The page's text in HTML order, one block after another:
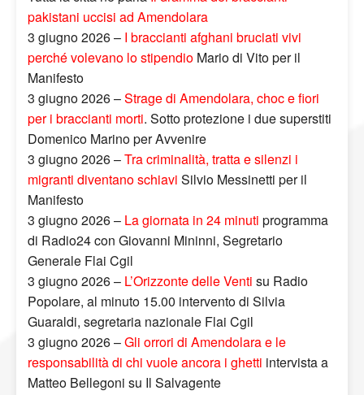
pakistani uccisi ad Amendolara
3 giugno 2026 – I braccianti afghani bruciati vivi
perché volevano lo stipendio Mario di Vito per il
Manifesto
3 giugno 2026 –Strage di Amendolara, choc e fiori
per i braccianti morti. Sotto protezione i due superstiti
Domenico Marino per Avvenire
3 giugno 2026 –Tra criminalità, tratta e silenzi i
migranti diventano schiavi Silvio Messinetti per il
Manifesto
3 giugno 2026 – La giornata in 24 minuti programma
di Radio24 con Giovanni Mininni, Segretario
Generale Flai Cgil
3 giugno 2026 – L’Orizzonte delle Venti su Radio
Popolare, al minuto 15.00 intervento di Silvia
Guaraldi, segretaria nazionale Flai Cgil
3 giugno 2026 –Gli orrori di Amendolara e le
responsabilità di chi vuole ancora i ghetti intervista a
Matteo Bellegoni su Il Salvagente